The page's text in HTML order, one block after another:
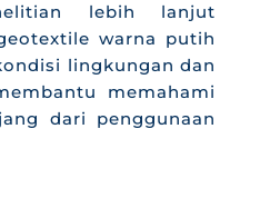
lebih lanjut
warna putih
lingkungan dan
memahami
dari penggunaan